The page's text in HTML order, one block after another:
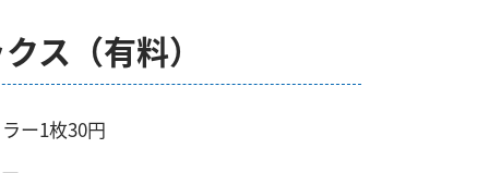
ス（有料）
ー1枚30円